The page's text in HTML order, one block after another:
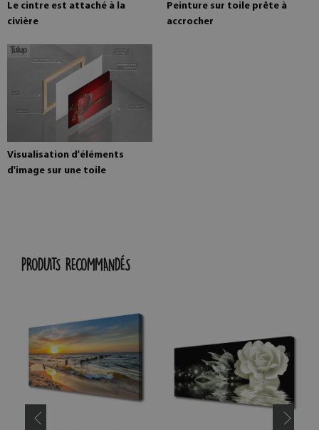
Le cintre est attaché à la
civière
Peinture sur toile prête à
accrocher
Visualisation d'éléments
d'image sur une toile
PRODUITS RECOMMANDÉS